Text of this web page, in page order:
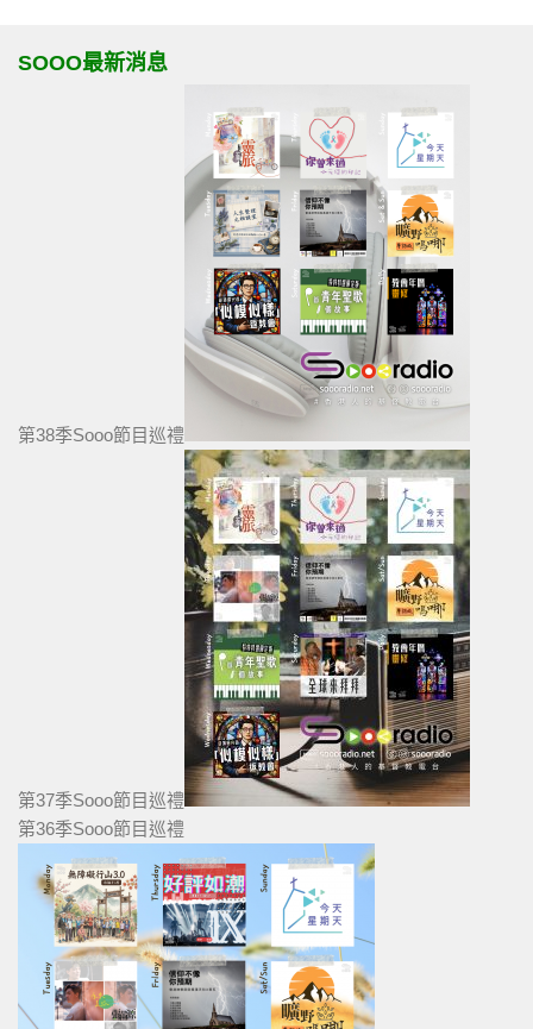
SOOO最新消息
第38季Sooo節目巡禮
第37季Sooo節目巡禮
第36季Sooo節目巡禮